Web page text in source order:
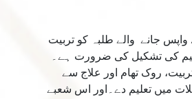
جانے والے طلبہ کو تربیت
ٹیم کی تشکیل کی ضرورت ہے۔
روک تھام اور علاج سے
میں تعلیم دے۔اور اس شعبے